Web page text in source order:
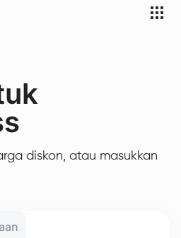
diskon, atau masukkan